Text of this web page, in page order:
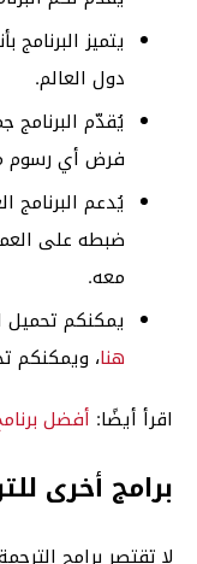
يتميز
دول العالم.
يُقدّم
فرض أي رسوم
يُدعم
ضبطه على
معه.
يمكنكم تحميل
هنا، ويمكنكم
اقرأ أيضًا: أفضل
برامج أخرى
لا تقتصر برامج